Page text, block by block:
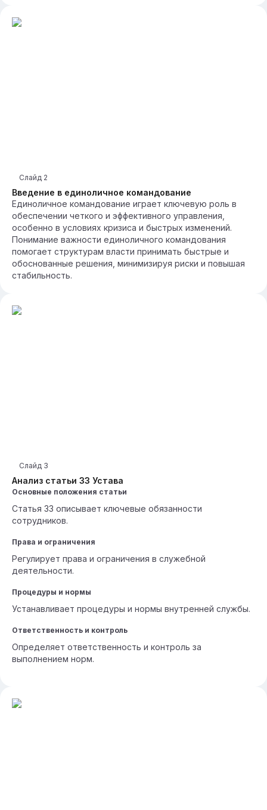
Введение в единоличное командование
Слайд 2
Единоличное командование играет ключевую роль в
обеспечении четкого и эффективного управления,
особенно в условиях кризиса и быстрых изменений.
Понимание важности единоличного командования
помогает структурам власти принимать быстрые и
обоснованные решения, минимизируя риски и повышая
стабильность.
Анализ статьи 33 Устава
Слайд 3
Основные положения статьи
Статья 33 описывает ключевые обязанности
сотрудников.
Права и ограничения
Регулирует права и ограничения в служебной
деятельности.
Процедуры и нормы
Устанавливает процедуры и нормы внутренней службы.
Ответственность и контроль
Определяет ответственность и контроль за
выполнением норм.